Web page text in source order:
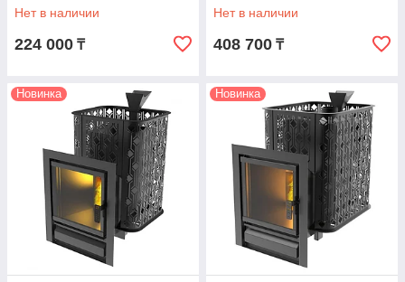
Нет в наличии
224 000 ₸
Нет в наличии
408 700 ₸
Новинка Новинка